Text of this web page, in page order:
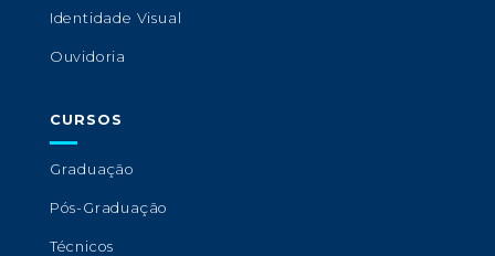
Identidade Visual
Ouvidoria
CURSOS
Graduação
Pós-Graduação
Técnicos